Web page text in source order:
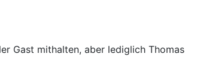
Gast mithalten, aber lediglich Thomas